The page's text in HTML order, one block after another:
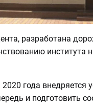
разработана
института
2020 года внедряется
и подготовить